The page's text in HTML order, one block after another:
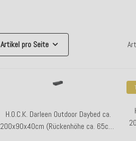
Artikel pro Seite
H.O.C.K. Darleen Outdoor Daybed ca.
200x90x40cm (Rückenhöhe ca. 65cm)